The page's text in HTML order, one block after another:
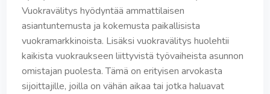
Vuokravälitys hyödyntää ammattilaisen
asiantuntemusta ja kokemusta paikallisista
vuokramarkkinoista. Lisäksi vuokravälitys huolehtii
kaikista vuokraukseen liittyvistä työvaiheista asunnon
omistajan puolesta. Tämä on erityisen arvokasta
sijoittajille, joilla on vähän aikaa tai jotka haluavat